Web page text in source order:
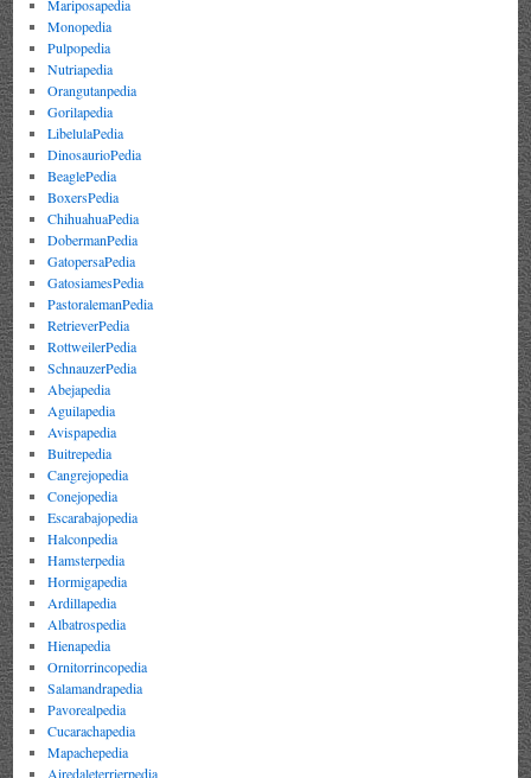
Mariposapedia
Monopedia
Pulpopedia
Nutriapedia
Orangutanpedia
Gorilapedia
LibelulaPedia
DinosaurioPedia
BeaglePedia
BoxersPedia
ChihuahuaPedia
DobermanPedia
GatopersaPedia
GatosiamesPedia
PastoralemanPedia
RetrieverPedia
RottweilerPedia
SchnauzerPedia
Abejapedia
Aguilapedia
Avispapedia
Buitrepedia
Cangrejopedia
Conejopedia
Escarabajopedia
Halconpedia
Hamsterpedia
Hormigapedia
Ardillapedia
Albatrospedia
Hienapedia
Ornitorrincopedia
Salamandrapedia
Pavorealpedia
Cucarachapedia
Mapachepedia
Airedaleterrierpedia